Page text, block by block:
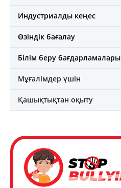
Индустриалды кеңес
Өзіндік бағалау
Білім беру бағдарламалары
Мұғалімдер үшін
Қашықтықтан оқыту